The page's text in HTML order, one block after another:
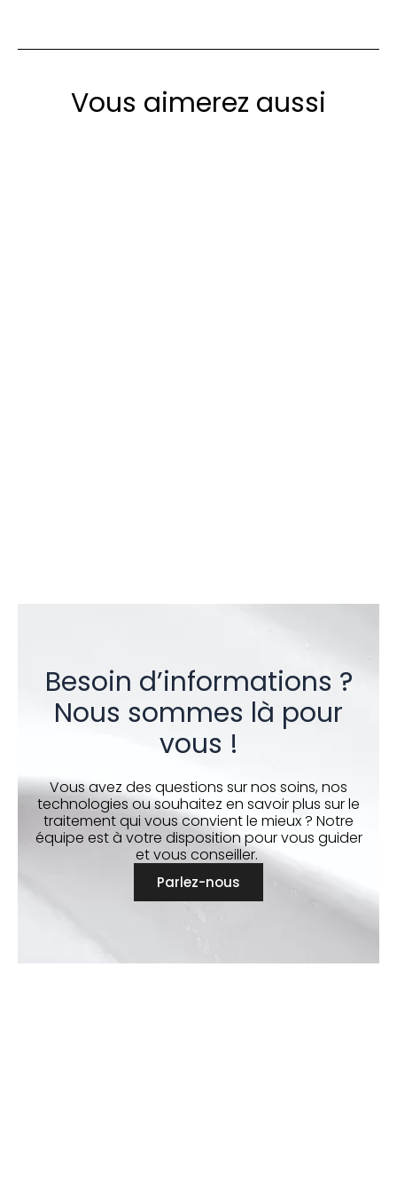
Vous aimerez aussi
Besoin d’informations ?
Nous sommes là pour
vous !
Vous avez des questions sur nos soins, nos
technologies ou souhaitez en savoir plus sur le
traitement qui vous convient le mieux ? Notre
équipe est à votre disposition pour vous guider
et vous conseiller.
Parlez-nous